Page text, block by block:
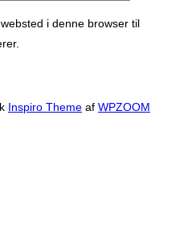
i denne browser til
Inspiro Theme af WPZOOM